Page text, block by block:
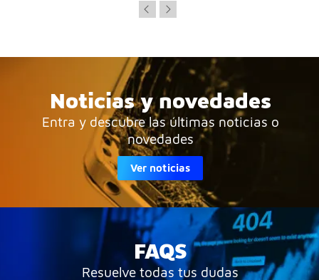
Noticias y novedades
Entra y descubre las últimas noticias o
novedades
Ver noticias
FAQS
Resuelve todas tus dudas